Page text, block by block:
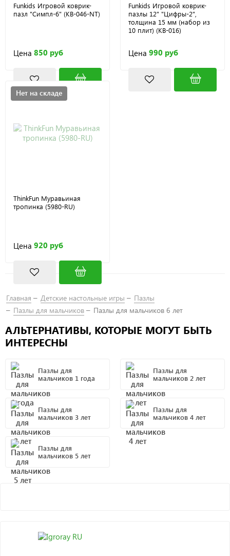
Funkids Игровой коврик-
пазл "Симпл-6" (KB-046-NT)
Цена 850 руб
Funkids Игровой коврик-
пазлы 12" "Цифры-2",
толщина 15 мм (набор из
10 плит) (KB-016)
Цена 990 руб
Нет на складе
ThinkFun Муравьиная
тропинка (5980-RU)
Цена 920 руб
Главная Детские настольные игры
Пазлы
Пазлы для мальчиков
Пазлы для мальчиков 6 лет
АЛЬТЕРНАТИВЫ, КОТОРЫЕ МОГУТ БЫТЬ
ИНТЕРЕСНЫ
Пазлы для
мальчиков 1 года
Пазлы для
мальчиков 2 лет
Пазлы для
мальчиков 3 лет
Пазлы для
мальчиков 4 лет
Пазлы для
мальчиков 5 лет